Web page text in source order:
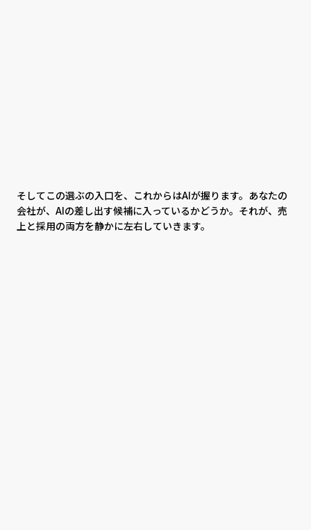
そしてこの選ぶの入口を、これからはAIが握ります。あなたの
会社が、AIの差し出す候補に入っているかどうか。それが、売
上と採用の両方を静かに左右していきます。